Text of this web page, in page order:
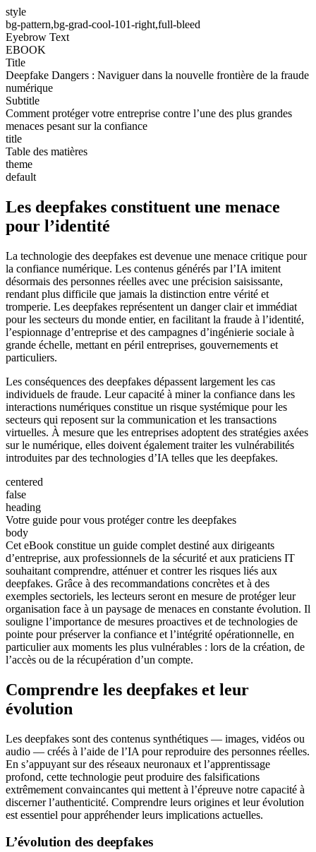
style
bg-pattern,bg-grad-cool-101-right,full-bleed
Eyebrow Text
EBOOK
Title
Deepfake Dangers : Naviguer dans la nouvelle frontière de la fraude
numérique
Subtitle
Comment protéger votre entreprise contre l’une des plus grandes
menaces pesant sur la confiance
title
Table des matières
theme
default
Les deepfakes constituent une menace
pour l’identité
La technologie des deepfakes est devenue une menace critique pour
la confiance numérique. Les contenus générés par l’IA imitent
désormais des personnes réelles avec une précision saisissante,
rendant plus difficile que jamais la distinction entre vérité et
tromperie. Les deepfakes représentent un danger clair et immédiat
pour les secteurs du monde entier, en facilitant la fraude à l’identité,
l’espionnage d’entreprise et des campagnes d’ingénierie sociale à
grande échelle, mettant en péril entreprises, gouvernements et
particuliers.
Les conséquences des deepfakes dépassent largement les cas
individuels de fraude. Leur capacité à miner la confiance dans les
interactions numériques constitue un risque systémique pour les
secteurs qui reposent sur la communication et les transactions
virtuelles. À mesure que les entreprises adoptent des stratégies axées
sur le numérique, elles doivent également traiter les vulnérabilités
introduites par des technologies d’IA telles que les deepfakes.
centered
false
heading
Votre guide pour vous protéger contre les deepfakes
body
Cet eBook constitue un guide complet destiné aux dirigeants
d’entreprise, aux professionnels de la sécurité et aux praticiens IT
souhaitant comprendre, atténuer et contrer les risques liés aux
deepfakes. Grâce à des recommandations concrètes et à des
exemples sectoriels, les lecteurs seront en mesure de protéger leur
organisation face à un paysage de menaces en constante évolution. Il
souligne l’importance de mesures proactives et de technologies de
pointe pour préserver la confiance et l’intégrité opérationnelle, en
particulier aux moments les plus vulnérables : lors de la création, de
l’accès ou de la récupération d’un compte.
Comprendre les deepfakes et leur
évolution
Les deepfakes sont des contenus synthétiques — images, vidéos ou
audio — créés à l’aide de l’IA pour reproduire des personnes réelles.
En s’appuyant sur des réseaux neuronaux et l’apprentissage
profond, cette technologie peut produire des falsifications
extrêmement convaincantes qui mettent à l’épreuve notre capacité à
discerner l’authenticité. Comprendre leurs origines et leur évolution
est essentiel pour appréhender leurs implications actuelles.
L’évolution des deepfakes